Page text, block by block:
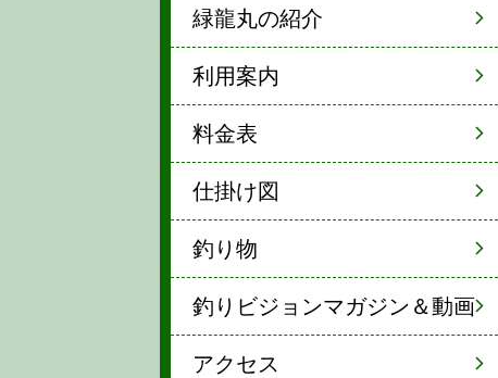
緑龍丸の紹介
利用案内
料金表
仕掛け図
釣り物
釣りビジョンマガジン＆動画
アクセス